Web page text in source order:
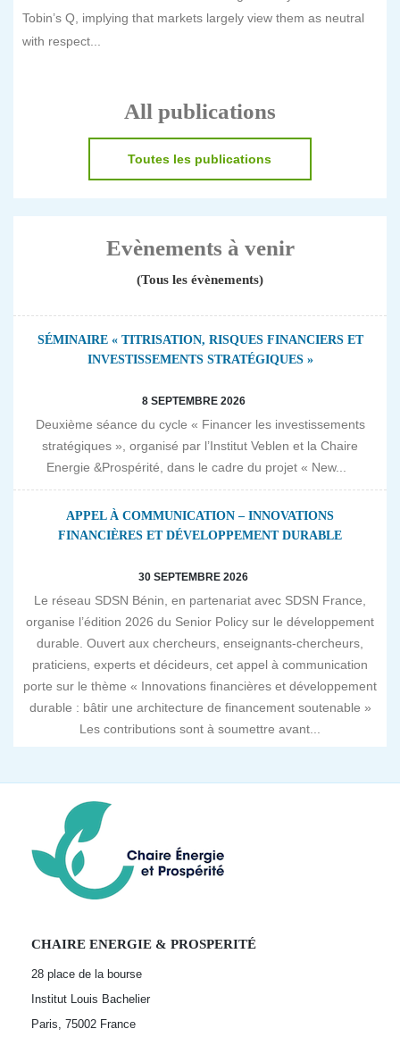
Tobin’s Q, implying that markets largely view them as neutral
with respect...
All publications
Toutes les publications
Evènements à venir
(Tous les évènements)
SÉMINAIRE « TITRISATION, RISQUES FINANCIERS ET
INVESTISSEMENTS STRATÉGIQUES »
8 SEPTEMBRE 2026
Deuxième séance du cycle « Financer les investissements
stratégiques », organisé par l’Institut Veblen et la Chaire
Energie &Prospérité, dans le cadre du projet « New...
APPEL À COMMUNICATION – INNOVATIONS
FINANCIÈRES ET DÉVELOPPEMENT DURABLE
30 SEPTEMBRE 2026
Le réseau SDSN Bénin, en partenariat avec SDSN France,
organise l’édition 2026 du Senior Policy sur le développement
durable. Ouvert aux chercheurs, enseignants-chercheurs,
praticiens, experts et décideurs, cet appel à communication
porte sur le thème « Innovations financières et développement
durable : bâtir une architecture de financement soutenable »
Les contributions sont à soumettre avant...
CHAIRE ENERGIE & PROSPERITÉ
28 place de la bourse
Institut Louis Bachelier
Paris, 75002 France